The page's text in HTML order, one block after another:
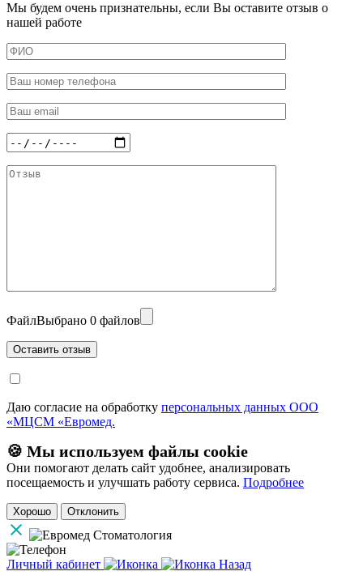
Мы будем очень признательны, если Вы оставите отзыв о
нашей работе
ФайлВыбрано 0 файлов
Даю согласие на обработку персональных данных ООО
«МЦСМ «Евромед.
🍪 Мы используем файлы cookie
Они помогают делать сайт удобнее, анализировать
посещаемость и улучшать работу сервиса. Подробнее
Хорошо Отклонить
Личный кабинет
Назад